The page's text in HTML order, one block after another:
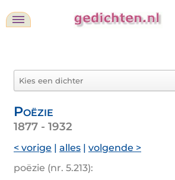
Poëzie
1877 - 1932
< vorige | alles | volgende >
poëzie (nr. 5.213):